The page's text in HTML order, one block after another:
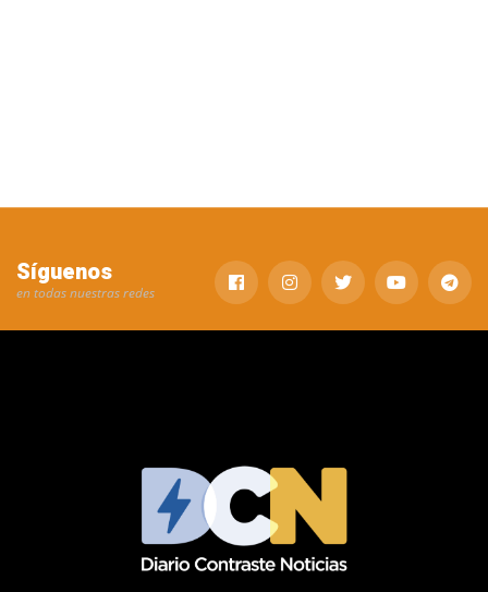
Síguenos
en todas nuestras redes